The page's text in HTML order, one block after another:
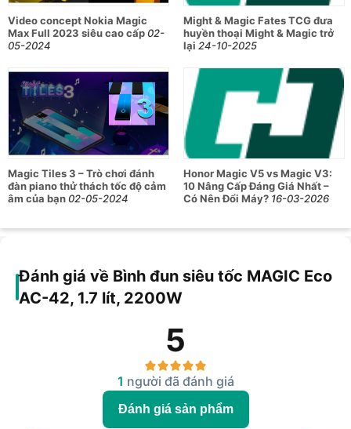
Video concept Nokia Magic
Max Full 2023 siêu cao cấp02-
05-2024
Might & Magic Fates TCG đưa
huyền thoại Might & Magic trở
lại 24-10-2025
Magic Tiles 3 – Trò chơi đánh
đàn piano thử thách tốc độ cảm
âm của bạn02-05-2024
Honor Magic V5 vs Magic V3:
10 Nâng Cấp Đáng Giá Nhất –
Có Nên Đổi Máy? 16-03-2026
Đánh giá về Bình đun siêu tốc MAGIC Eco
AC-42, 1.7 lít, 2200W
5
1 người đã đánh giá
Đánh giá sản phẩm